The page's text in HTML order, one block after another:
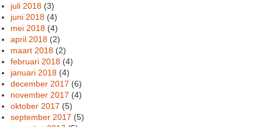
juli 2018 (3)
juni 2018 (4)
mei 2018 (4)
april 2018 (2)
maart 2018 (2)
februari 2018 (4)
januari 2018 (4)
december 2017 (6)
november 2017 (4)
oktober 2017 (5)
september 2017 (5)